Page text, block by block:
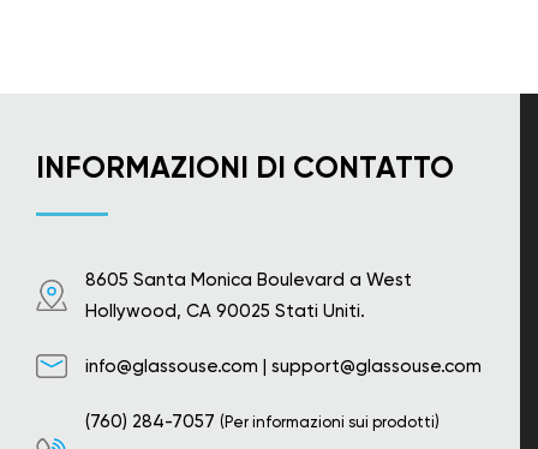
INFORMAZIONI DI CONTATTO
8605 Santa Monica Boulevard a West
Hollywood, CA 90025 Stati Uniti.
info@glassouse.com | support@glassouse.com
(760) 284-7057 (Per informazioni sui prodotti)